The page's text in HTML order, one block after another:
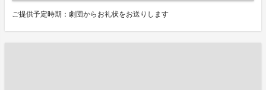
ご提供予定時期：劇団からお礼状をお送りします